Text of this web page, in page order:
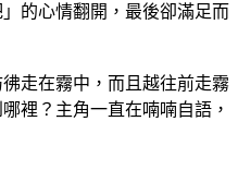
的心情翻開，最後卻滿足而
走在霧中，而且越往前走霧
裡？主角一直在喃喃自語，